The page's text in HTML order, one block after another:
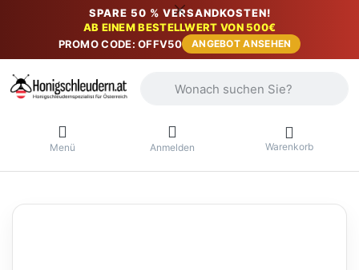
SPARE 50 % VERSANDKOSTEN!
AB EINEM BESTELLWERT VON 500€
PROMO CODE: OFFV50
ANGEBOT ANSEHEN
Menü Anmelden Warenkorb